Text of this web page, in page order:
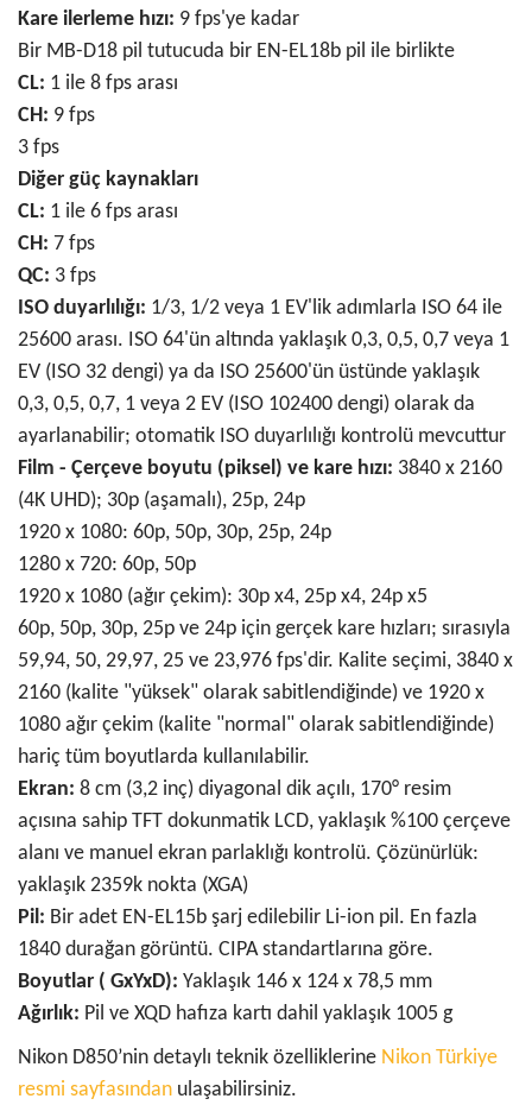
Kare ilerleme hızı: 9 fps'ye kadar
Bir MB-D18 pil tutucuda bir EN-EL18b pil ile birlikte
CL: 1 ile 8 fps arası
CH: 9 fps
3 fps
Diğer güç kaynakları
CL: 1 ile 6 fps arası
CH: 7 fps
QC: 3 fps
ISO duyarlılığı: 1/3, 1/2 veya 1 EV'lik adımlarla ISO 64 ile
25600 arası. ISO 64'ün altında yaklaşık 0,3, 0,5, 0,7 veya 1
EV (ISO 32 dengi) ya da ISO 25600'ün üstünde yaklaşık
0,3, 0,5, 0,7, 1 veya 2 EV (ISO 102400 dengi) olarak da
ayarlanabilir; otomatik ISO duyarlılığı kontrolü mevcuttur
Film - Çerçeve boyutu (piksel) ve kare hızı: 3840 x 2160
(4K UHD); 30p (aşamalı), 25p, 24p
1920 x 1080: 60p, 50p, 30p, 25p, 24p
1280 x 720: 60p, 50p
1920 x 1080 (ağır çekim): 30p x4, 25p x4, 24p x5
60p, 50p, 30p, 25p ve 24p için gerçek kare hızları; sırasıyla
59,94, 50, 29,97, 25 ve 23,976 fps'dir. Kalite seçimi, 3840 x
2160 (kalite "yüksek" olarak sabitlendiğinde) ve 1920 x
1080 ağır çekim (kalite "normal" olarak sabitlendiğinde)
hariç tüm boyutlarda kullanılabilir.
Ekran: 8 cm (3,2 inç) diyagonal dik açılı, 170° resim
açısına sahip TFT dokunmatik LCD, yaklaşık %100 çerçeve
alanı ve manuel ekran parlaklığı kontrolü. Çözünürlük:
yaklaşık 2359k nokta (XGA)
Pil: Bir adet EN-EL15b şarj edilebilir Li-ion pil. En fazla
1840 durağan görüntü. CIPA standartlarına göre.
Boyutlar ( GxYxD): Yaklaşık 146 x 124 x 78,5 mm
Ağırlık: Pil ve XQD hafıza kartı dahil yaklaşık 1005 g
Nikon D850’nin detaylı teknik özelliklerine Nikon Türkiye
resmi sayfasından ulaşabilirsiniz.